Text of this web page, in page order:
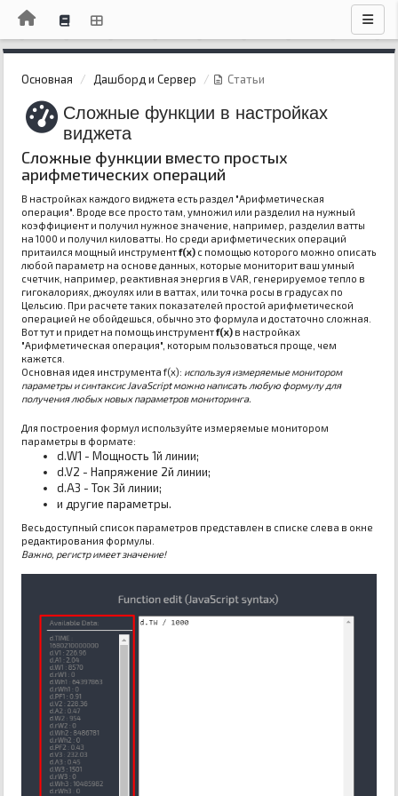
Основная Дашборд и Сервер Статьи
Сложные функции в настройках
виджета
Сложные функции вместо простых
арифметических операций
В настройках каждого виджета есть раздел "Арифметическая
операция". Вроде все просто там, умножил или разделил на нужный
коэффициент и получил нужное значение, например, разделил ватты
на 1000 и получил киловатты. Но среди арифметических операций
притаился мощный инструментf(x) с помощью которого можно описать
любой параметр на основе данных, которые мониторит ваш умный
счетчик, например, реактивная энергия в VAR, генерируемое тепло в
гигокалориях, джоулях или в ваттах, или точка росы в градусах по
Цельсию. При расчете таких показателей простой арифметической
операцией не обойдешься, обычно это формула и достаточно сложная.
Вот тут и придет на помощь инструментf(x) в настройках
"Арифметическая операция", которым пользоваться проще, чем
кажется.
Основная идея инструмента f(x): используя измеряемые монитором
параметры и синтаксис JavaScript можно написать любую формулу для
получения любых новых параметров мониторинга.
Для построения формул используйте измеряемые монитором
параметры в формате:
d.W1 - Мощность 1й линии;
d.V2 - Напряжение 2й линии;
d.A3 - Ток 3й линии;
и другие параметры.
Весь доступный список параметров представлен в списке слева в окне
редактирования формулы.
Важно, регистр имеет значение!